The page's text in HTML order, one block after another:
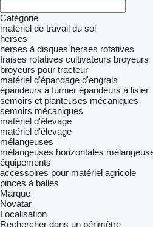
Catégorie
matériel de travail du sol
herses
herses à disques herses rotatives
fraises rotatives cultivateurs broyeurs
broyeurs pour tracteur
matériel d'épandage d'engrais
épandeurs à fumier épandeurs à lisier
semoirs et planteuses mécaniques
semoirs mécaniques
matériel d'élevage
matériel d'élevage
mélangeuses
mélangeuses horizontales
équipements
accessoires pour matériel agricole
pinces à balles
Marque
Novatar
Localisation
Rechercher dans un périmètre